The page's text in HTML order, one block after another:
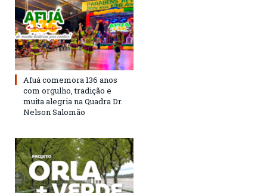
Afuá comemora 136 anos
com orgulho, tradição e
muita alegria na Quadra Dr.
Nelson Salomão